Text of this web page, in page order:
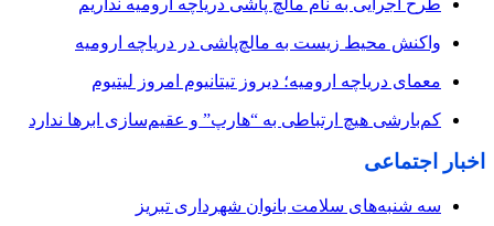
واکنش محیط زیست به مالچ‌پاشی در دریاچه ارومیه
معمای دریاچه ارومیه؛ دیروز تیتانیوم امروز لیتیوم
کم‌بارشی هیچ ارتباطی به “هارپ” و عقیم‌سازی ابرها ندارد
اخبار اجتماعی
سه شنبه‌های سلامت بانوان شهرداری تبریز